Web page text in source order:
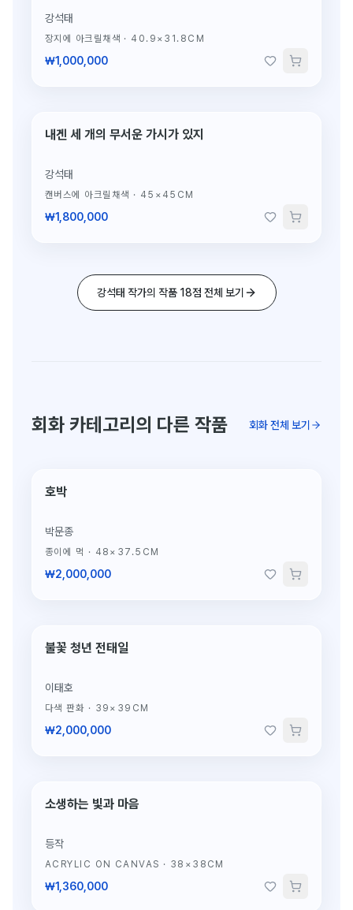
강석태
장지에 아크릴채색 · 40.9×31.8CM
₩1,000,000
단 1점뿐인 원작
내겐 세 개의 무서운 가시가 있지
강석태
캔버스에 아크릴채색 · 45×45CM
₩1,800,000
강석태 작가의 작품 18점 전체 보기
회화 카테고리의 다른 작품 회화 전체 보기
단 1점뿐인 원작
호박
박문종
종이에 먹 · 48×37.5CM
₩2,000,000
단 1점뿐인 원작
불꽃 청년 전태일
이태호
다색 판화 · 39×39CM
₩2,000,000
단 1점뿐인 원작
소생하는 빛과 마음
등작
ACRYLIC ON CANVAS · 38×38CM
₩1,360,000